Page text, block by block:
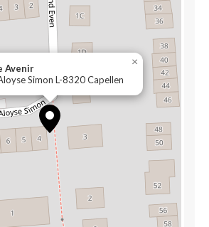
Avenir
Simon L-8320 Capellen
×